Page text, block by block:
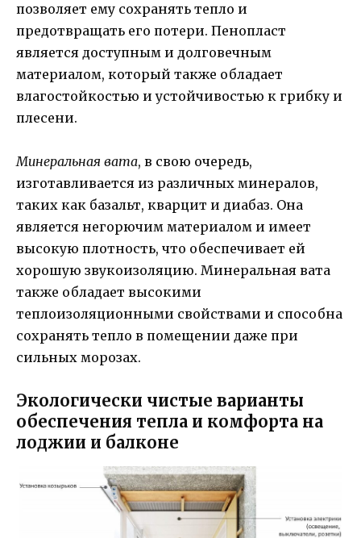
позволяет ему сохранять тепло и
предотвращать его потери. Пенопласт
является доступным и долговечным
материалом, который также обладает
влагостойкостью и устойчивостью к грибку и
плесени.
Минеральная вата, в свою очередь,
изготавливается из различных минералов,
таких как базальт, кварцит и диабаз. Она
является негорючим материалом и имеет
высокую плотность, что обеспечивает ей
хорошую звукоизоляцию. Минеральная вата
также обладает высокими
теплоизоляционными свойствами и способна
сохранять тепло в помещении даже при
сильных морозах.
Экологически чистые варианты
обеспечения тепла и комфорта на
лоджии и балконе